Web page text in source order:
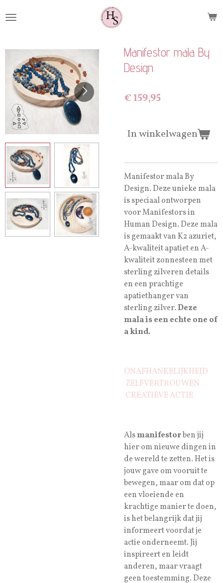
direct
hoofdinhoud
Manifestor mala By
Design
€ 159,95
In winkelwagen
Manifestor mala By
Design. Deze unieke mala
is speciaal ontworpen
voor Manifestors in
Human Design. Deze mala
is gemaakt van K2 azuriet,
A-kwaliteit apatiet en A-
kwaliteit zonnesteen met
sterling zilveren details
en een prachtige
apatiethanger van
sterling zilver.Deze
mala is een echte one of
a kind.
ONAFHANKELIJKHEID
ZELFVERTROUWEN
CREATIEVE ACTIE
Alsmanifestorben jij
hier om nieuwe dingen in
de wereld te zetten. Het is
jouw gave om vooruit te
bewegen, maar om dat op
een vloeiende en
krachtige manier te doen,
is het belangrijk dat jij
informeert voordat je
actie onderneemt. Jij
inspireert en leidt
anderen, maar vraagt
geen toestemming. Deze